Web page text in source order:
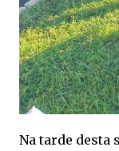
Na tarde desta